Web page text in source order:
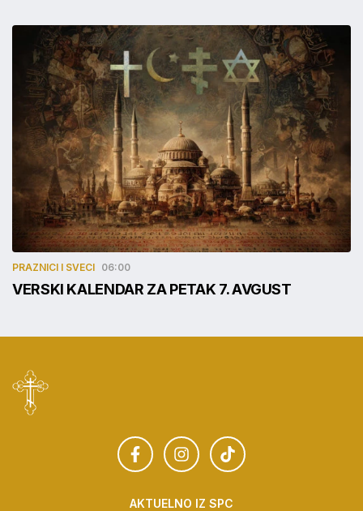
PRAZNICI I SVECI 06:00
VERSKI KALENDAR ZA PETAK 7. AVGUST
AKTUELNO IZ SPC